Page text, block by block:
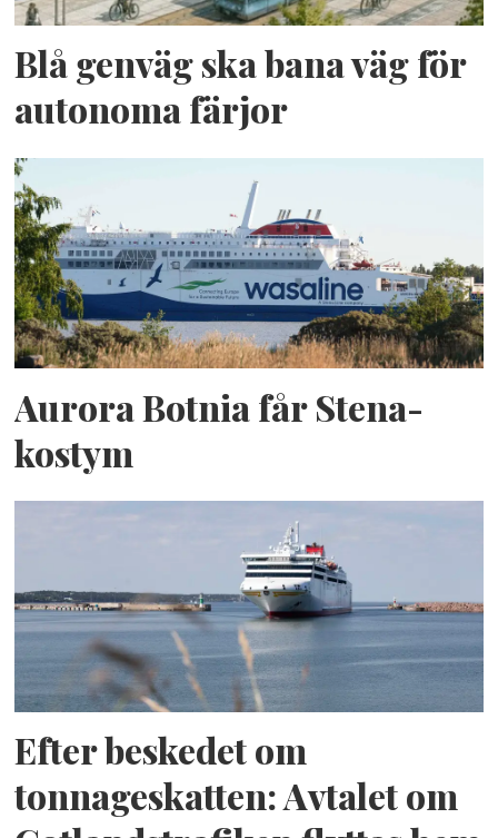
Blå genväg ska bana väg för
autonoma färjor
Aurora Botnia får Stena-
kostym
Efter beskedet om
tonnageskatten: Avtalet om